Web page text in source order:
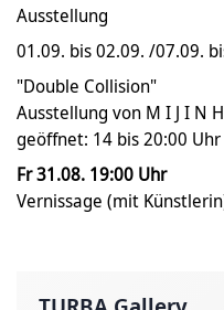
Ausstellung
01.09. bis 02.09. /07.09.
"Double Collision"
Ausstellung von M I J I N
geöffnet: 14 bis 20:00
Fr 31.08. 19:00 Uhr
Vernissage (mit